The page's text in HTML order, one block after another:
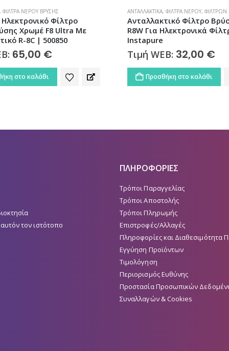
ΦΊΛΤΡΑ ΝΕΡΟΎ,ΦΊΛΤΡΩΝ ΒΡΎΣΗΣ
Φίλτρο Βρύσης Χρωμέ
Φίλτρα
32,00 €
στο καλάθι
ΑΝΤΑΛΛΑΚΤΙΚΆ, ΦΊΛΤΡΑ ΝΕΡΟΎ, ΦΊΛΤΡΩΝ
Ανταλλακτικό Φίλτρο
Single Instapure
Τιμή WEB:
Προσθήκη στο καλάθι
τον ιστότοπο
ΠΛΗΡΟΦΟΡΙΕΣ
Τρόποι Παραγγελίας
Τρόποι Αποστολής
Τρόποι Πληρωμής
Επιστροφές/Αλλαγές
Πληροφορίες και Διαθεσιμότητα
Εγγύηση Προϊόντων
Τιμολόγηση
Περιορισμός Ευθύνης
Προστασία Προσωπικών
Συναλλαγών & Cookies